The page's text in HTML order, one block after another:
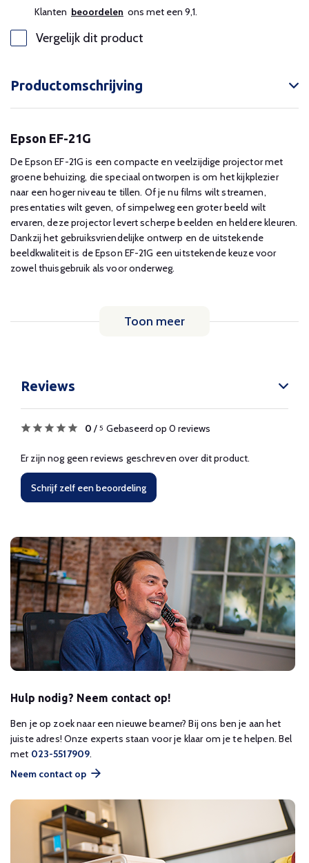
Klanten beoordelen ons met een 9,1.
Vergelijk dit product
Productomschrijving
Epson EF-21G
De Epson EF-21G is een compacte en veelzijdige projector met
groene behuizing, die speciaal ontworpen is om het kijkplezier
naar een hoger niveau te tillen. Of je nu films wilt streamen,
presentaties wilt geven, of simpelweg een groter beeld wilt
ervaren, deze projector levert scherpe beelden en heldere kleuren.
Dankzij het gebruiksvriendelijke ontwerp en de uitstekende
beeldkwaliteit is de Epson EF-21G een uitstekende keuze voor
zowel thuisgebruik als voor onderweg.
Toon meer
Reviews
0 / 5 Gebaseerd op 0 reviews
Er zijn nog geen reviews geschreven over dit product.
Schrijf zelf een beoordeling
Hulp nodig? Neem contact op!
Ben je op zoek naar een nieuwe beamer? Bij ons ben je aan het
juiste adres! Onze experts staan voor je klaar om je te helpen. Bel
met 023-5517909.
Neem contact op